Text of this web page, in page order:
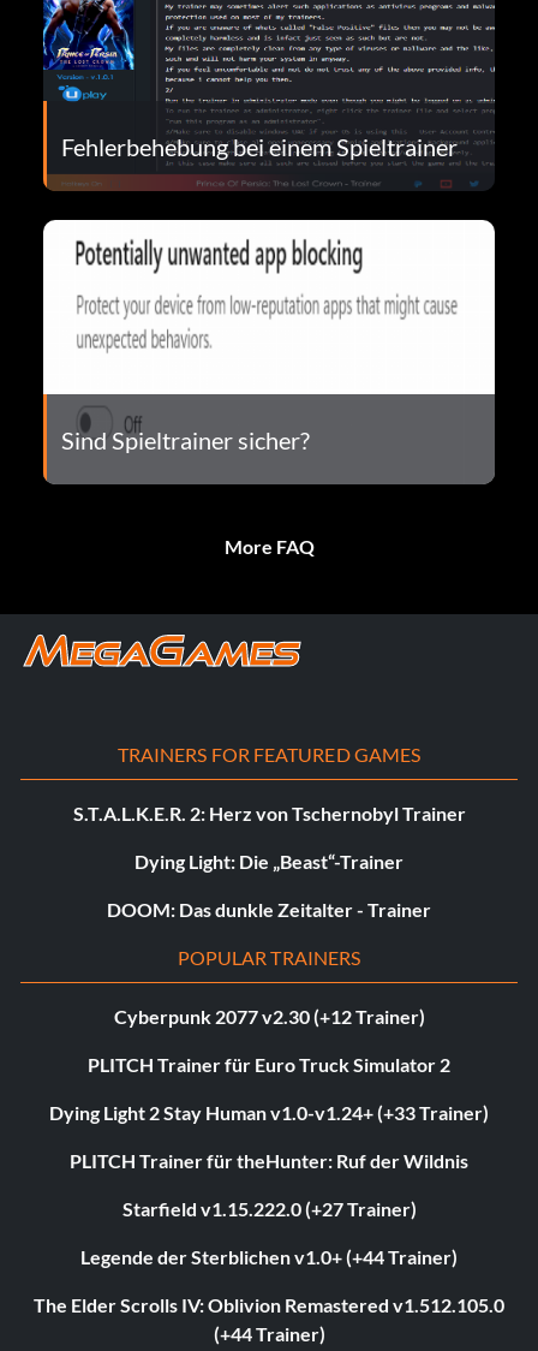
Fehlerbehebung bei einem Spieltrainer
Sind Spieltrainer sicher?
More FAQ
TRAINERS FOR FEATURED GAMES
S.T.A.L.K.E.R. 2: Herz von Tschernobyl Trainer
Dying Light: Die „Beast“-Trainer
DOOM: Das dunkle Zeitalter - Trainer
POPULAR TRAINERS
Cyberpunk 2077 v2.30 (+12 Trainer)
PLITCH Trainer für Euro Truck Simulator 2
Dying Light 2 Stay Human v1.0-v1.24+ (+33 Trainer)
PLITCH Trainer für theHunter: Ruf der Wildnis
Starfield v1.15.222.0 (+27 Trainer)
Legende der Sterblichen v1.0+ (+44 Trainer)
The Elder Scrolls IV: Oblivion Remastered v1.512.105.0
(+44 Trainer)